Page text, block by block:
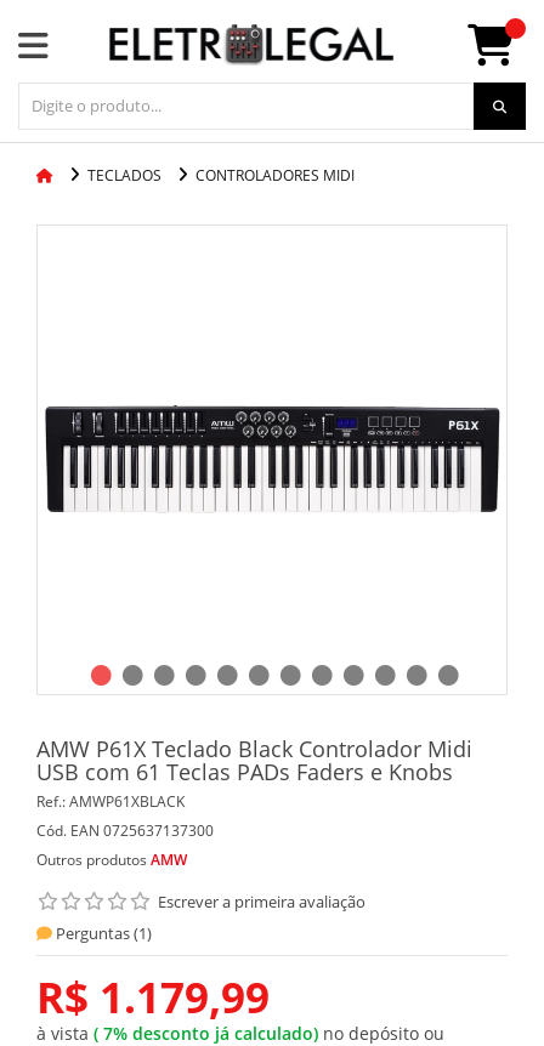
TECLADOS CONTROLADORES MIDI
AMW P61X Teclado Black Controlador Midi
USB com 61 Teclas PADs Faders e Knobs
Ref.:AMWP61XBLACK
Cód. EAN 0725637137300
Outros produtos AMW
Escrever a primeira avaliação
Perguntas (1)
R$ 1.179,99
à vista ( 7% desconto já calculado) no depósito ou